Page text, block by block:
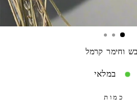
וחימר קרמל
במלאי
כמות